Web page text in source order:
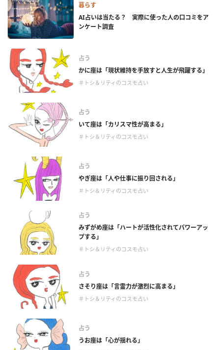
暮らす
AI占いは当たる？ 実際に使った人の口コミをア
ンケート調査
占う
かに座は「現状維持を手放すと人生が飛躍する」
＃トシ＆リティのコスモ占い
占う
いて座は「カリスマ性が高まる」
＃トシ＆リティのコスモ占い
占う
やぎ座は「人や仕事に振り回される」
＃トシ＆リティのコスモ占い
占う
みずがめ座は「ハートが活性化されてパワーアッ
プする」
＃トシ＆リティのコスモ占い
占う
さそり座は「言霊力が激烈に高まる」
＃トシ＆リティのコスモ占い
占う
うお座は「心が揺れる」